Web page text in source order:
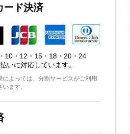
ード決済
10・12・15・18・20・24
いに対応しています。
よっては、分割サービスがご利用
ます。